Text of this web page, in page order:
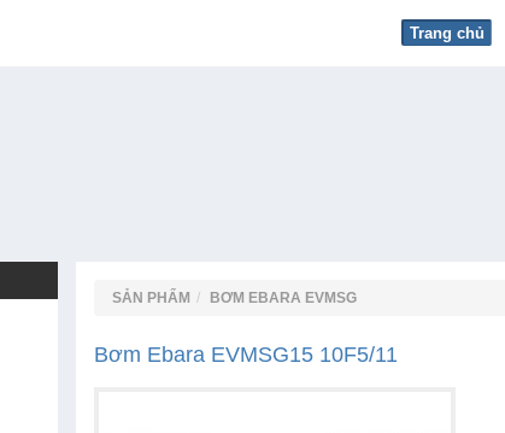
Trang chủ
SẢN PHẨM BƠM EBARA EVMSG
Bơm Ebara EVMSG15 10F5/11